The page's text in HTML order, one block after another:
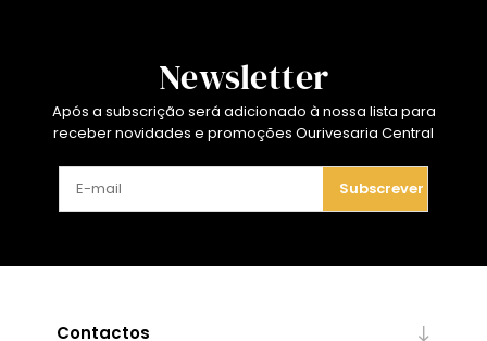
Newsletter
Após a subscrição será adicionado à nossa lista para
receber novidades e promoções Ourivesaria Central
Subscrever
Contactos